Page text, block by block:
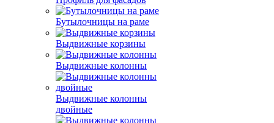
Бутылочницы на раме
Выдвижные корзины
Выдвижные колонны
Выдвижные колонны
двойные